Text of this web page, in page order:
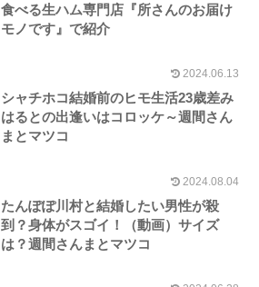
食べる生ハム専門店『所さんのお届け
モノです』で紹介
2024.06.13
シャチホコ結婚前のヒモ生活23歳差み
はるとの出逢いはコロッケ～週間さん
まとマツコ
2024.08.04
たんぽぽ川村と結婚したい男性が殺
到？身体がスゴイ！（動画）サイズ
は？週間さんまとマツコ